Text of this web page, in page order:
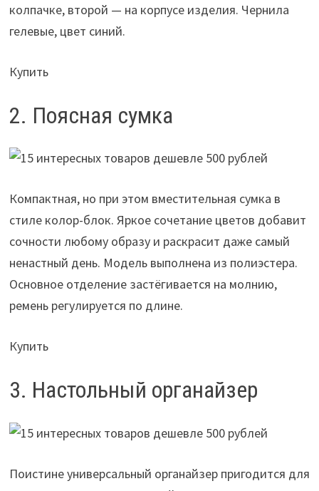
колпачке, второй — на корпусе изделия. Чернила
гелевые, цвет синий.
Купить
2. Поясная сумка
Компактная, но при этом вместительная сумка в
стиле колор-блок. Яркое сочетание цветов добавит
сочности любому образу и раскрасит даже самый
ненастный день. Модель выполнена из полиэстера.
Основное отделение застёгивается на молнию,
ремень регулируется по длине.
Купить
3. Настольный органайзер
Поистине универсальный органайзер пригодится для